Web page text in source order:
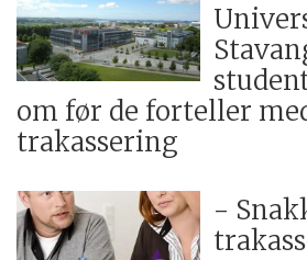
om før de forteller
trakassering
-